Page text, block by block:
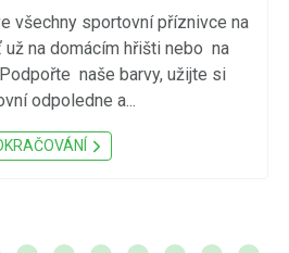
všechny sportovní příznivce na
na domácím hřišti nebo na
naše barvy, užijte si
odpoledne a...